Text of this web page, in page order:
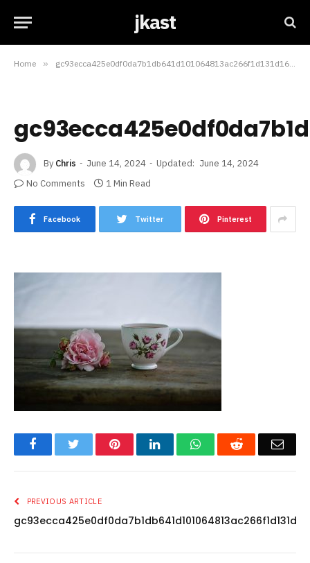
jkast
Home » gc93ecca425e0df0da7b1db641d101064813ac266f1d131d16f089492e5bfa90a9e8cf890d334e1426dcfe6dfae02861f857223969c5dc13680d66d8fe424aa43_640
By Chris June 14, 2024 Updated: June 14, 2024
No Comments
1 Min Read
Facebook Twitter Pinterest
FacebookTwitter PinterestLinkedInWhatsAppReddit
PREVIOUS ARTICLE